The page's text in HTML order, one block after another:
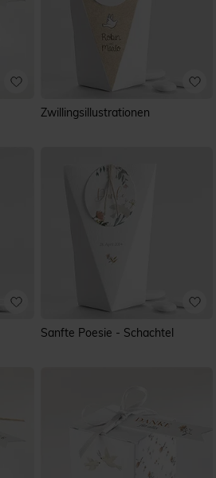
Zwillingsillustrationen
Sanfte Poesie - Schachtel